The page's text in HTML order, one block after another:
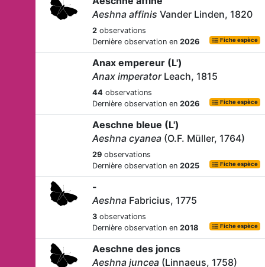
Aeshna affinis Vander Linden, 1820
2 observations
Dernière observation en 2026 Fiche espèce
Anax empereur (L')
Anax imperatorLeach, 1815
44 observations
Dernière observation en 2026 Fiche espèce
Aeschne bleue (L')
Aeshna cyanea (O.F. Müller, 1764)
29 observations
Dernière observation en 2025 Fiche espèce
-
Aeshna Fabricius, 1775
3 observations
Dernière observation en 2018 Fiche espèce
Aeschne des joncs
Aeshna juncea (Linnaeus, 1758)